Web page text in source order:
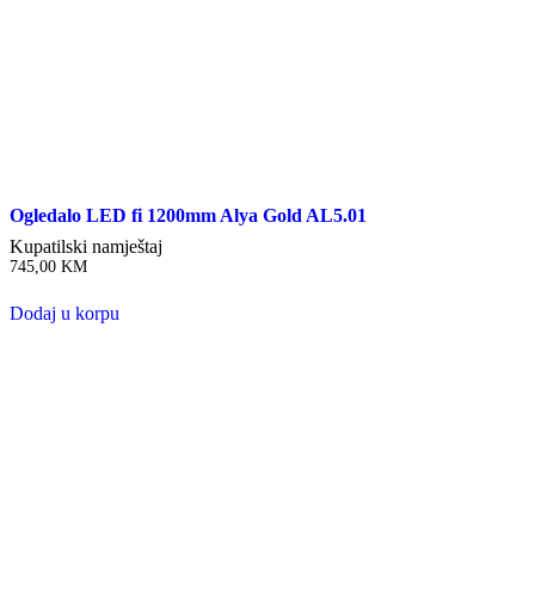
Ogledalo LED fi 1200mm Alya Gold AL5.01
Kupatilski namještaj
745,00 KM
Dodaj u korpu